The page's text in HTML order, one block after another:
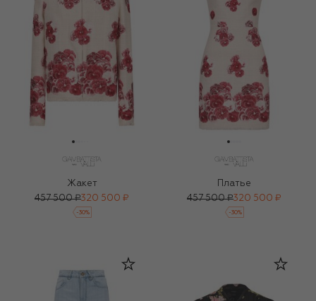
Жакет
457 500 ₽320 500 ₽
-30%
Платье
457 500 ₽320 500 ₽
-30%